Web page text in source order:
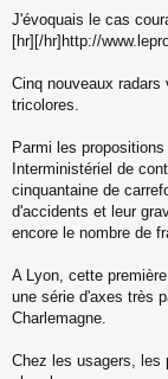
u
J'évoquais le cas
[hr][/hr]http://
Cinq nouveaux
tricolores.
Parmi les
Interministériel de
cinquantaine de
d'accidents et leur
encore le nombre de
A Lyon, cette
une série d'axes très
Charlemagne.
Chez les usagers, les